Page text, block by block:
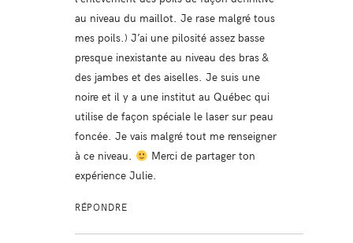
au niveau du maillot. Je rase malgré tous
mes poils.) J’ai une pilosité assez basse
presque inexistante au niveau des bras &
des jambes et des aiselles. Je suis une
noire et il y a une institut au Québec qui
utilise de façon spéciale le laser sur peau
foncée. Je vais malgré tout me renseigner
à ce niveau.
Merci de partager ton
expérience Julie.
RÉPONDRE